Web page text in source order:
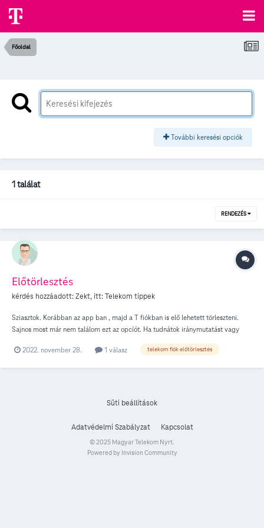
Főoldal
További keresési opciók
1 találat
RENDEZÉS
Előtörlesztés
kérdés hozzáadott:Zekt, itt:Telekom tippek
Sziasztok. Korábban az app ban , majd a T fiókban is elő lehetett törleszteni.
Sajnos most már nem találom ezt az opcíót. Ha tudnátok iránymutatást vagy
2022. november 28.
1 válasz telekom fiók előtörlesztés
Süti beállítások
Adatvédelmi Szabályzat Kapcsolat
© 2025 Magyar Telekom Nyrt.
Powered by Invision Community